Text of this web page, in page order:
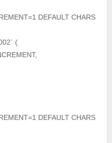
DEFAULT CHARS
(
DEFAULT CHARS